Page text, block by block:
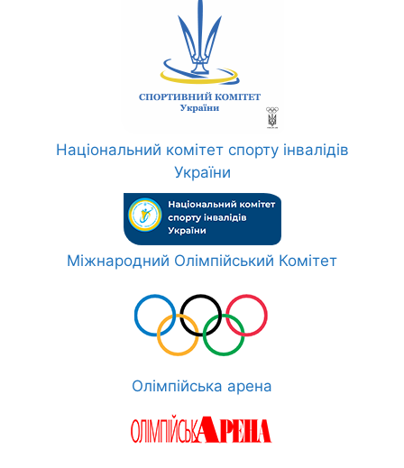
Національний комітет спорту інвалідів
України
Міжнародний Олімпійський Комітет
Олімпійська арена